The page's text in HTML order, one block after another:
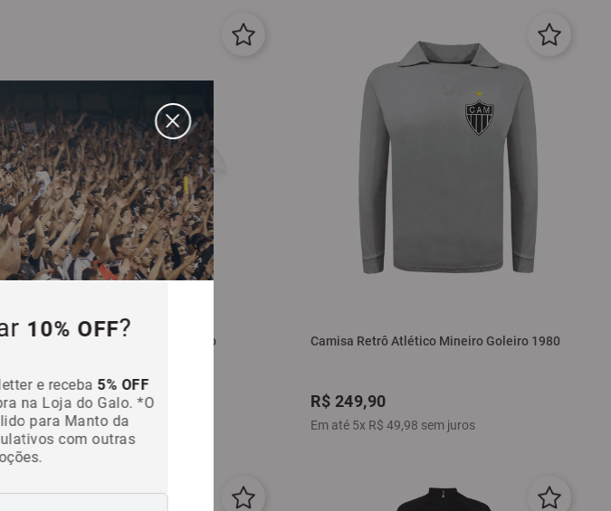
10% OFF?
e receba 5% OFF
na Loja do Galo. *O
para Manto da
com outras
Pantufa Meia Malha Atlético Mineiro
R$ 49 99
Em até4x R$ 12,49 sem juros
Camisa Retrô Atlético Mineiro Goleiro 1980
R$ 249,90
Em até 5x R$ 49,98 sem juros